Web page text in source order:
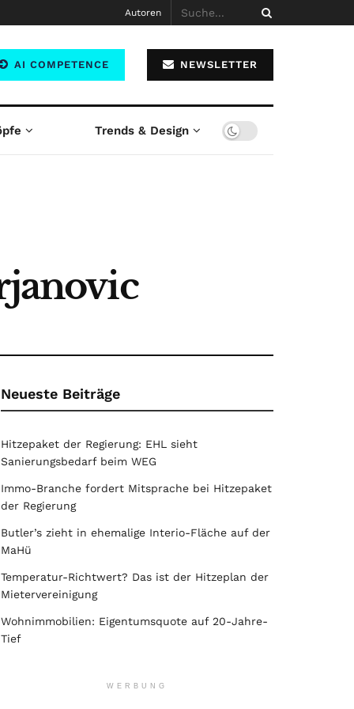
Autoren
AI COMPETENCE NEWSLETTER
Trends & Design
Neueste Beiträge
Hitzepaket der Regierung: EHL sieht
Sanierungsbedarf beim WEG
Immo-Branche fordert Mitsprache bei Hitzepaket
der Regierung
Butler’s zieht in ehemalige Interio-Fläche auf der
MaHü
Temperatur-Richtwert? Das ist der Hitzeplan der
Mietervereinigung
Wohnimmobilien: Eigentumsquote auf 20-Jahre-
Tief
WERBUNG